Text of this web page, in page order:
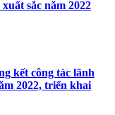
sắc năm 2022
kết công tác lãnh
2022, triển khai